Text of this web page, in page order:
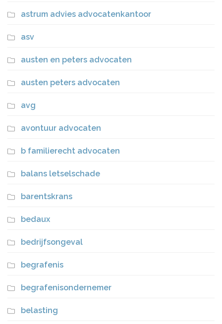
astrum advies advocatenkantoor
asv
austen en peters advocaten
austen peters advocaten
avg
avontuur advocaten
b familierecht advocaten
balans letselschade
barentskrans
bedaux
bedrijfsongeval
begrafenis
begrafenisondernemer
belasting